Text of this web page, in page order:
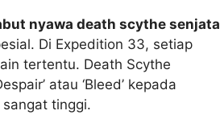
nyawa death scythe senjata
Di Expedition 33, setiap
tertentu. Death Scythe
atau ‘Bleed’ kepada
tinggi.